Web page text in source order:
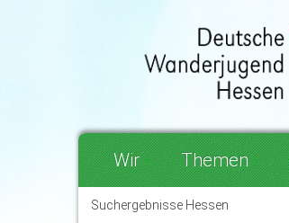
Wir Themen
Suchergebnisse Hessen